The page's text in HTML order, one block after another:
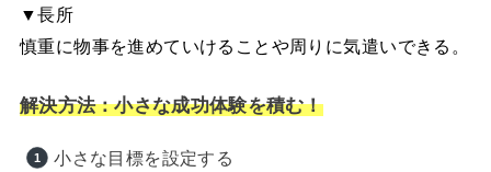
▼長所
慎重に物事を進めていけることや周りに気遣いできる。
解決方法：小さな成功体験を積む！
小さな目標を設定する